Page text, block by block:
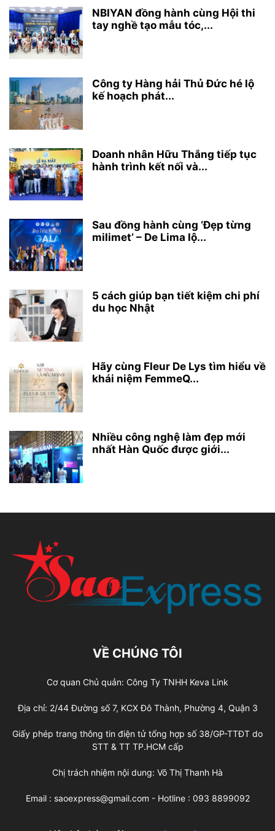
NBIYAN đồng hành cùng Hội thi
tay nghề tạo mẫu tóc,...
Công ty Hàng hải Thủ Đức hé lộ
kế hoạch phát...
Doanh nhân Hữu Thắng tiếp tục
hành trình kết nối và...
Sau đồng hành cùng ‘Đẹp từng
milimet’ – De Lima lộ...
5 cách giúp bạn tiết kiệm chi phí
du học Nhật
Hãy cùng Fleur De Lys tìm hiểu về
khái niệm FemmeQ...
Nhiều công nghệ làm đẹp mới
nhất Hàn Quốc được giới...
VỀ CHÚNG TÔI
Cơ quan Chủ quản: Công Ty TNHH Keva Link
Địa chỉ: 2/44 Đường số 7, KCX Đô Thành, Phường 4, Quận 3
Giấy phép trang thông tin điện tử tổng hợp số 38/GP-TTĐT do
STT & TT TP.HCM cấp
Chị trách nhiệm nội dung: Võ Thị Thanh Hà
Email : saoexpress@gmail.com - Hotline : 093 8899092